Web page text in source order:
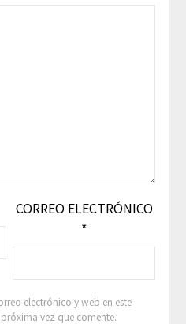
CORREO ELECTRÓNICO
*
electrónico y web en este
vez que comente.